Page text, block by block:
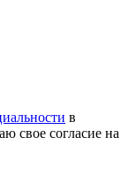
в
свое согласие на